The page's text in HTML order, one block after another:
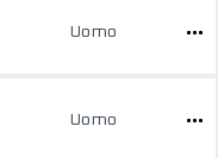
Uomo
Uomo